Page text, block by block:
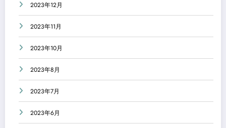
2023年12月
2023年11月
2023年10月
2023年8月
2023年7月
2023年6月